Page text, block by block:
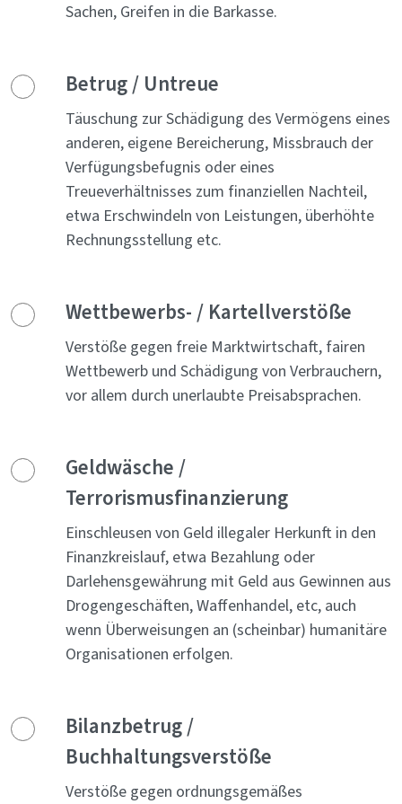
Sachen, Greifen in die Barkasse.
Betrug / Untreue
Täuschung zur Schädigung des Vermögens eines
anderen, eigene Bereicherung, Missbrauch der
Verfügungsbefugnis oder eines
Treueverhältnisses zum finanziellen Nachteil,
etwa Erschwindeln von Leistungen, überhöhte
Rechnungsstellung etc.
Wettbewerbs- / Kartellverstöße
Verstöße gegen freie Marktwirtschaft, fairen
Wettbewerb und Schädigung von Verbrauchern,
vor allem durch unerlaubte Preisabsprachen.
Geldwäsche /
Terrorismusfinanzierung
Einschleusen von Geld illegaler Herkunft in den
Finanzkreislauf, etwa Bezahlung oder
Darlehensgewährung mit Geld aus Gewinnen aus
Drogengeschäften, Waffenhandel, etc, auch
wenn Überweisungen an (scheinbar) humanitäre
Organisationen erfolgen.
Bilanzbetrug /
Buchhaltungsverstöße
Verstöße gegen ordnungsgemäßes